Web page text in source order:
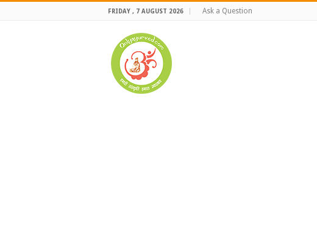
FRIDAY , 7 AUGUST 2026 Ask a Question